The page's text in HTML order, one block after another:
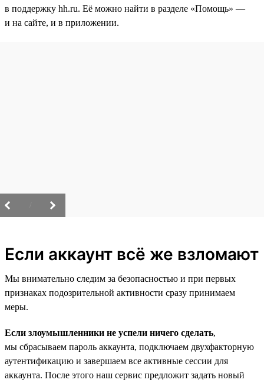
в поддержку hh.ru. Её можно найти в разделе «Помощь» —
и на сайте, и в приложении.
Если аккаунт всё же взломают
Мы внимательно следим за безопасностью и при первых
признаках подозрительной активности сразу принимаем
меры.
Если злоумышленники не успели ничего сделать,
мы сбрасываем пароль аккаунта, подключаем двухфакторную
аутентификацию и завершаем все активные сессии для
аккаунта. После этого наш сервис предложит задать новый